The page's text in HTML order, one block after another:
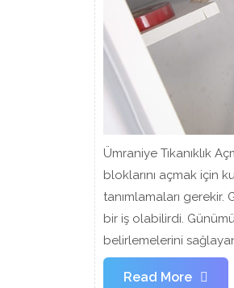
Ümraniye Tıkanıklık
bloklarını açmak için
tanımlamaları gerekir.
bir iş olabilirdi.
belirlemelerini
Read More